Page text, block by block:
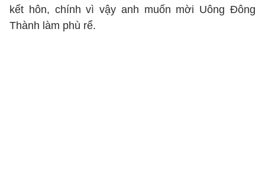
kết hôn, chính vì vậy anh muốn mời Uông Đông
Thành làm phù rể.